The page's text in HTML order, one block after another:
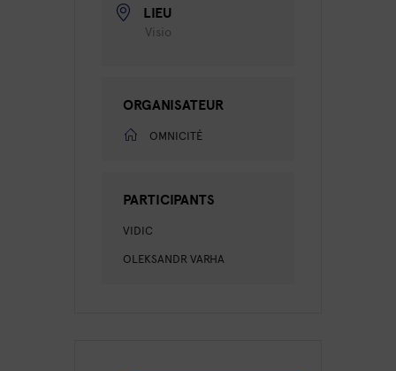
LIEU
Visio
ORGANISATEUR
OMNICITÉ
PARTICIPANTS
VIDIC
OLEKSANDR VARHA